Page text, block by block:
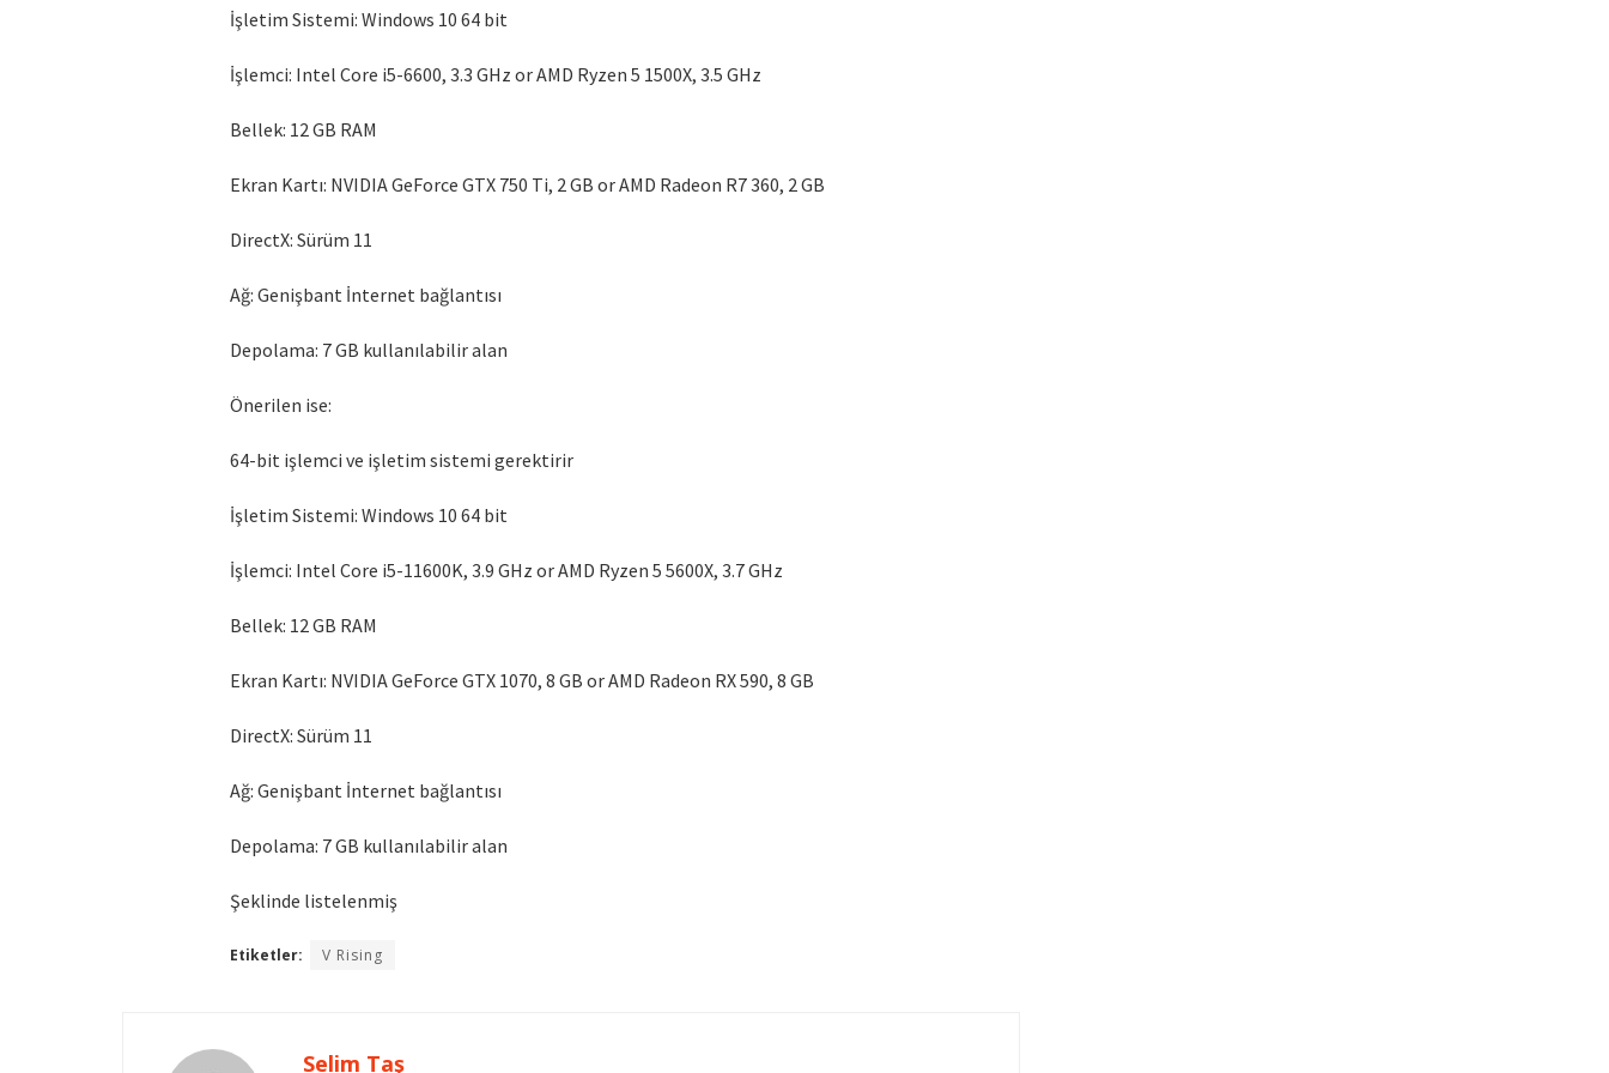
İşletim Sistemi: Windows 10 64 bit
İşlemci: Intel Core i5-6600, 3.3 GHz or AMD Ryzen 5 1500X, 3.5 GHz
Bellek: 12 GB RAM
Ekran Kartı: NVIDIA GeForce GTX 750 Ti, 2 GB or AMD Radeon R7 360, 2 GB
DirectX: Sürüm 11
Ağ: Genişbant İnternet bağlantısı
Depolama: 7 GB kullanılabilir alan
Önerilen ise:
64-bit işlemci ve işletim sistemi gerektirir
İşletim Sistemi: Windows 10 64 bit
İşlemci: Intel Core i5-11600K, 3.9 GHz or AMD Ryzen 5 5600X, 3.7 GHz
Bellek: 12 GB RAM
Ekran Kartı: NVIDIA GeForce GTX 1070, 8 GB or AMD Radeon RX 590, 8 GB
DirectX: Sürüm 11
Ağ: Genişbant İnternet bağlantısı
Depolama: 7 GB kullanılabilir alan
Şeklinde listelenmiş
Etiketler: V Rising
Selim Taş